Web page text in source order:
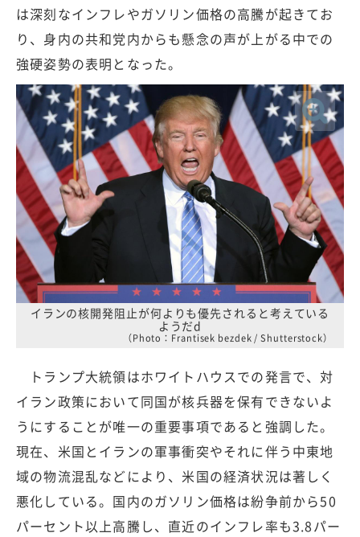
は深刻なインフレやガソリン価格の高騰が起きてお
り、身内の共和党内からも懸念の声が上がる中での
強硬姿勢の表明となった。
イランの核開発阻止が何よりも優先されると考えている
ようだd
（Photo：Frantisek bezdek / Shutterstock）
トランプ大統領はホワイトハウスでの発言で、対
イラン政策において同国が核兵器を保有できないよ
うにすることが唯一の重要事項であると強調した。
現在、米国とイランの軍事衝突やそれに伴う中東地
域の物流混乱などにより、米国の経済状況は著しく
悪化している。国内のガソリン価格は紛争前から50
パーセント以上高騰し、直近のインフレ率も3.8パー